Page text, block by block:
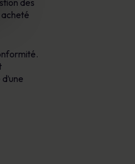
des
acheté